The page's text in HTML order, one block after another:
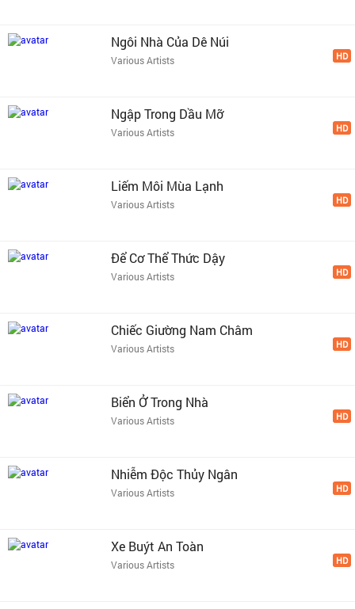
Ngôi Nhà Của Dê Núi
Various Artists HD
Ngập Trong Dầu Mỡ
Various Artists HD
Liếm Môi Mùa Lạnh
Various Artists HD
Để Cơ Thể Thức Dậy
Various Artists HD
Chiếc Giường Nam Châm
Various Artists HD
Biển Ở Trong Nhà
Various Artists HD
Nhiễm Độc Thủy Ngân
Various Artists HD
Xe Buýt An Toàn
Various Artists HD